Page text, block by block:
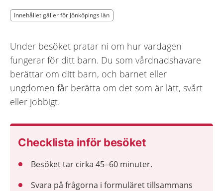
Innehållet gäller för Jönköpings län
Innehållet gäller för Jönköpings län
Under besöket pratar ni om hur vardagen
fungerar för ditt barn. Du som vårdnadshavare
berättar om ditt barn, och barnet eller
ungdomen får berätta om det som är lätt, svårt
eller jobbigt.
Checklista inför besöket
Besöket tar cirka 45–60 minuter.
Svara på frågorna i formuläret tillsammans